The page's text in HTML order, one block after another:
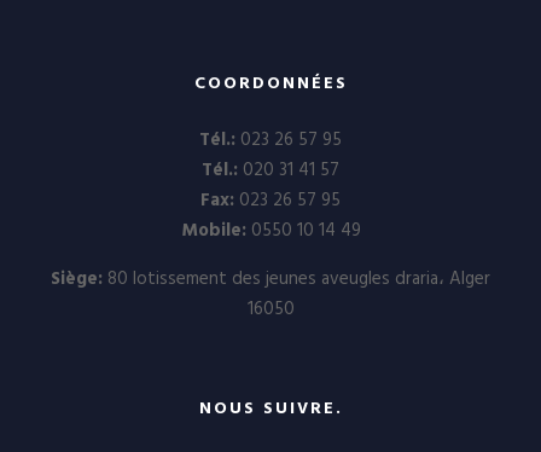
COORDONNÉES
Tél.: 023 26 57 95
Tél.: 020 31 41 57
Fax: 023 26 57 95
Mobile: 0550 10 14 49
Siège: 80 lotissement des jeunes aveugles draria، Alger
16050
NOUS SUIVRE.